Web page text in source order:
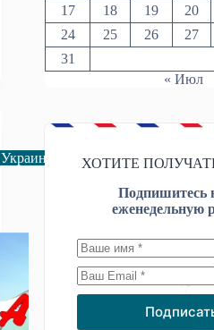
Украинцы
17
18 19 20
24
25 26 27
31
« Июл
ХОТИТЕ
Подпишитесь
еженедельную